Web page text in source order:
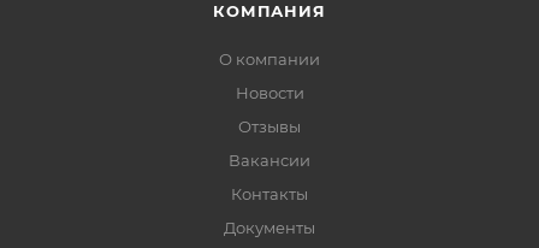
КОМПАНИЯ
О компании
Новости
Отзывы
Вакансии
Контакты
Документы